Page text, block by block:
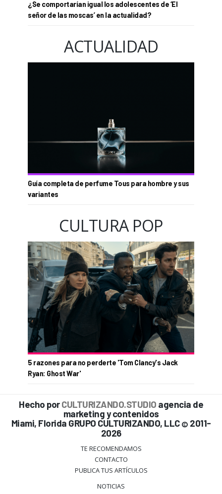
¿Se comportarían igual los adolescentes de ‘El
señor de las moscas’ en la actualidad?
ACTUALIDAD
Guía completa de perfume Tous para hombre y sus
variantes
CULTURA POP
5 razones para no perderte 'Tom Clancy's Jack
Ryan: Ghost War'
Hecho porCULTURIZANDO.STUDIO agencia de
marketing y contenidos
Miami, Florida GRUPO CULTURIZANDO, LLC © 2011-
2026
TE RECOMENDAMOS
CONTACTO
PUBLICA TUS ARTÍCULOS
NOTICIAS